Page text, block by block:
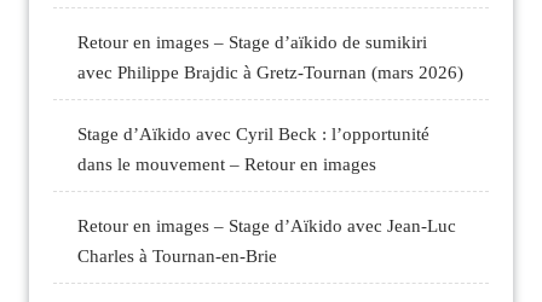
Retour en images – Stage d’aïkido de sumikiri
avec Philippe Brajdic à Gretz-Tournan (mars 2026)
Stage d’Aïkido avec Cyril Beck : l’opportunité
dans le mouvement – Retour en images
Retour en images – Stage d’Aïkido avec Jean-Luc
Charles à Tournan-en-Brie